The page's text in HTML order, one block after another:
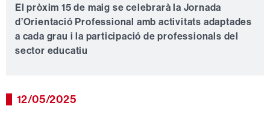
El pròxim 15 de maig se celebrarà la Jornada
d’Orientació Professional amb activitats adaptades
a cada grau i la participació de professionals del
sector educatiu
12/05/2025